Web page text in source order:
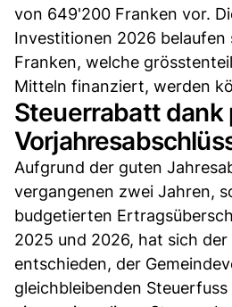
von 649'200 Franken vor.
Investitionen 2026
Franken, welche
Mitteln finanziert, werden
Steuerrabatt dank
Aufgrund der guten
vergangenen zwei Jahren,
budgetierten
2025 und 2026, hat sich der
entschieden, der
gleichbleibenden